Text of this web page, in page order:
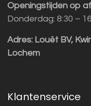
Openingstijden op
Donderdag: 8:30 –
Adres: Louët BV,
Lochem
Klantenservice